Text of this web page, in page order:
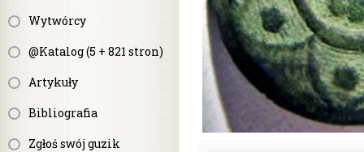
Wytwórcy
@Katalog (5 + 821 stron)
Artykuły
Bibliografia
Zgłoś swój guzik